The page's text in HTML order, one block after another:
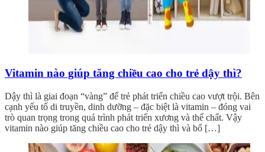
Vitamin nào giúp tăng chiều cao cho trẻ dậy thì?
Dậy thì là giai đoạn “vàng” để trẻ phát triển chiều cao vượt trội. Bên
cạnh yếu tố di truyền, dinh dưỡng – đặc biệt là vitamin – đóng vai
trò quan trọng trong quá trình phát triển xương và thể chất. Vậy
vitamin nào giúp tăng chiều cao cho trẻ dậy thì và bổ […]